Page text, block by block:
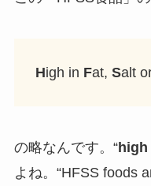
High in Fat, Salt
の略なんです。“high
よね。“HFSS foods